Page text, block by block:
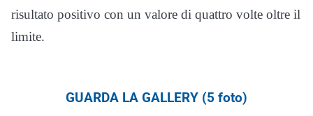
risultato positivo con un valore di quattro volte oltre il
limite.
GUARDA LA GALLERY (5 foto)